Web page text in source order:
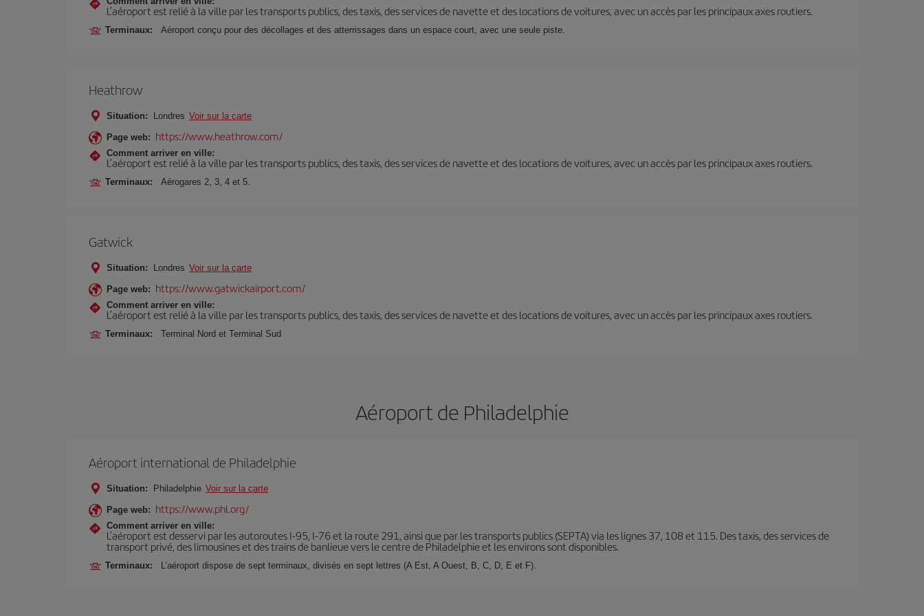
L’aéroport est relié à la ville par les transports publics, des taxis, des services de navette et des locations de voitures, avec un accès par les principaux axes routiers.
Terminaux: Aéroport conçu pour des décollages et des atterrissages dans un espace court, avec une seule piste.
Heathrow
Situation: Londres Voir sur la carte
Page web: https://www.heathrow.com/
Comment arriver en ville:
L’aéroport est relié à la ville par les transports publics, des taxis, des services de navette et des locations de voitures, avec un accès par les principaux axes routiers.
Terminaux: Aérogares 2, 3, 4 et 5.
Gatwick
Situation: Londres Voir sur la carte
Page web: https://www.gatwickairport.com/
Comment arriver en ville:
L’aéroport est relié à la ville par les transports publics, des taxis, des services de navette et des locations de voitures, avec un accès par les principaux axes routiers.
Terminaux: Terminal Nord et Terminal Sud
Aéroport de Philadelphie
Aéroport international de Philadelphie
Situation: Philadelphie Voir sur la carte
Page web: https://www.phl.org/
Comment arriver en ville:
L’aéroport est desservi par les autoroutes I-95, I-76 et la route 291, ainsi que par les transports publics (SEPTA) via les lignes 37, 108 et 115. Des taxis, des services de
transport privé, des limousines et des trains de banlieue vers le centre de Philadelphie et les environs sont disponibles.
Terminaux: L’aéroport dispose de sept terminaux, divisés en sept lettres (A Est, A Ouest, B, C, D, E et F).